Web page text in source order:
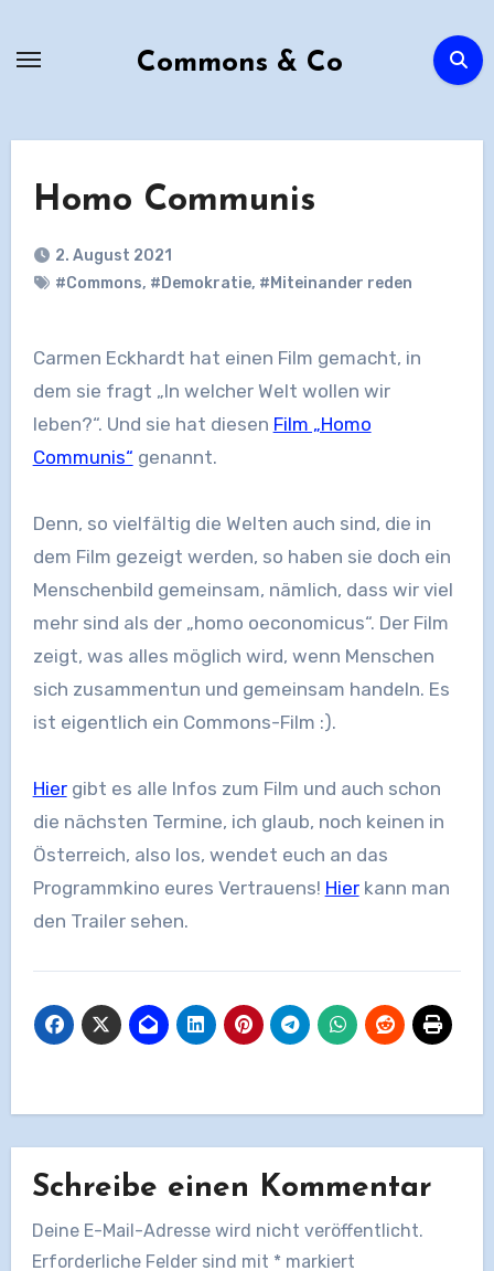
Commons & Co
Homo Communis
2. August 2021
#Commons, #Demokratie, #Miteinander reden
Carmen Eckhardt hat einen Film gemacht, in
dem sie fragt „In welcher Welt wollen wir
leben?“. Und sie hat diesen Film „Homo
Communis“ genannt.
Denn, so vielfältig die Welten auch sind, die in
dem Film gezeigt werden, so haben sie doch ein
Menschenbild gemeinsam, nämlich, dass wir viel
mehr sind als der „homo oeconomicus“. Der Film
zeigt, was alles möglich wird, wenn Menschen
sich zusammentun und gemeinsam handeln. Es
ist eigentlich ein Commons-Film :).
Hiergibt es alle Infos zum Film und auch schon
die nächsten Termine, ich glaub, noch keinen in
Österreich, also los, wendet euch an das
Programmkino eures Vertrauens! Hierkann man
den Trailer sehen.
Schreibe einen Kommentar
Deine E-Mail-Adresse wird nicht veröffentlicht.
Erforderliche Felder sind mit * markiert